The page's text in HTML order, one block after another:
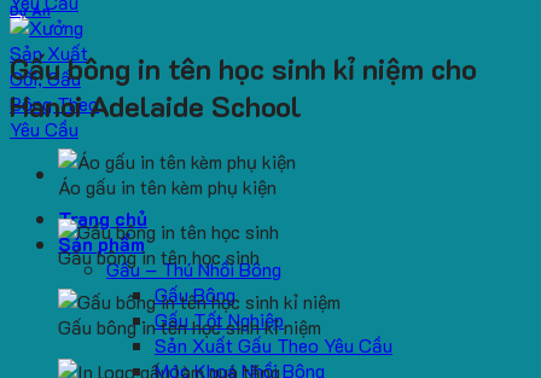
Trang chủ
Sản phẩm
Gấu – Thú Nhồi Bông
Gấu Bông
Gấu Tốt Nghiệp
Sản Xuất Gấu Theo Yêu Cầu
Móc Khoá Nhồi Bông
Dự Án
Gấu bông in tên học sinh kỉ niệm cho
Hanoi Adelaide School
Áo gấu in tên kèm phụ kiện
Gấu bông in tên học sinh
Gấu bông in tên học sinh kỉ niệm